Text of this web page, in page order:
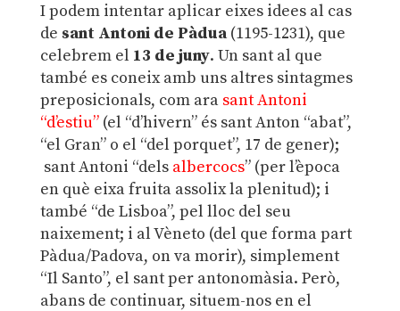
I podem intentar aplicar eixes idees al cas
de sant Antoni de Pàdua(1195-1231), que
celebrem el 13 de juny. Un sant al que
també es coneix amb uns altres sintagmes
preposicionals, com ara sant Antoni
“d’estiu”(el “d’hivern” és sant Anton “abat”,
“el Gran” o el “del porquet”, 17 de gener);
sant Antoni “dels albercocs” (per l’època
en què eixa fruita assolix la plenitud); i
també “de Lisboa”, pel lloc del seu
naixement; i al Vèneto (del que forma part
Pàdua/Padova, on va morir), simplement
“Il Santo”, el sant per antonomàsia. Però,
abans de continuar, situem-nos en el